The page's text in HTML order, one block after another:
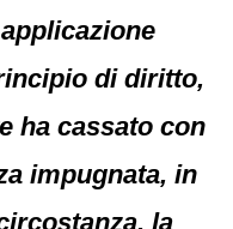
di diritto,
ha cassato con
impugnata, in
la